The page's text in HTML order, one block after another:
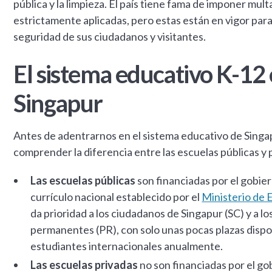
pública y la limpieza. El país tiene fama de imponer
estrictamente aplicadas, pero estas están en vigor
seguridad de sus ciudadanos y visitantes.
El sistema educativo K-12
Singapur
Antes de adentrarnos en el sistema educativo de
comprender la diferencia entre las escuelas públicas y
Las escuelas públicas son financiadas por el
currículo nacional establecido por el Ministerio de
da prioridad a los ciudadanos de Singapur (SC) y a
permanentes (PR), con solo unas pocas plazas
estudiantes internacionales anualmente.
Las escuelas privadas no son financiadas por el